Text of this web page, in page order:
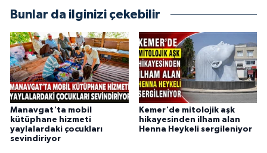
Bunlar da ilginizi çekebilir
Manavgat'ta mobil
kütüphane hizmeti
yaylalardaki çocukları
sevindiriyor
Kemer'de mitolojik aşk
hikayesinden ilham alan
Henna Heykeli sergileniyor